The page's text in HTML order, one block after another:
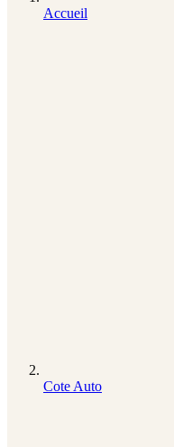
Accueil
Cote Auto